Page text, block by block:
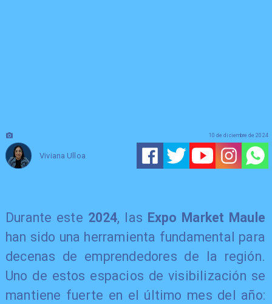
Viviana Ulloa
10 de diciembre de 2024
Durante este 2024, las Expo Market Maule
han sido una herramienta fundamental para
decenas de emprendedores de la región.
Uno de estos espacios de visibilización se
mantiene fuerte en el último mes del año: